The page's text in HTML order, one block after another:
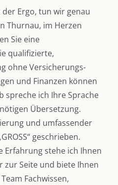
Ergo, tun wir genau
Thurnau, im Herzen
Sie eine
qualifizierte,
ohne Versicherungs-
und Finanzen können
spreche ich Ihre Sprache
Übersetzung.
und umfassender
geschrieben.
Erfahrung stehe ich Ihnen
Seite und biete Ihnen
Fachwissen,